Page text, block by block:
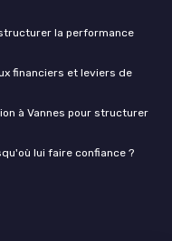
la performance
financiers et leviers de
à Vannes pour structurer
lui faire confiance ?